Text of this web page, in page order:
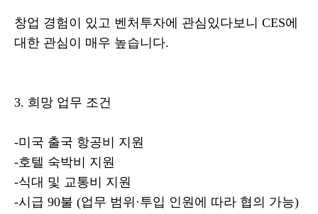
창업 경험이 있고 벤처투자에 관심있다보니 CES에
대한 관심이 매우 높습니다.
3. 희망 업무 조건
-미국 출국 항공비 지원
-호텔 숙박비 지원
-식대 및 교통비 지원
-시급 90불 (업무 범위·투입 인원에 따라 협의 가능)